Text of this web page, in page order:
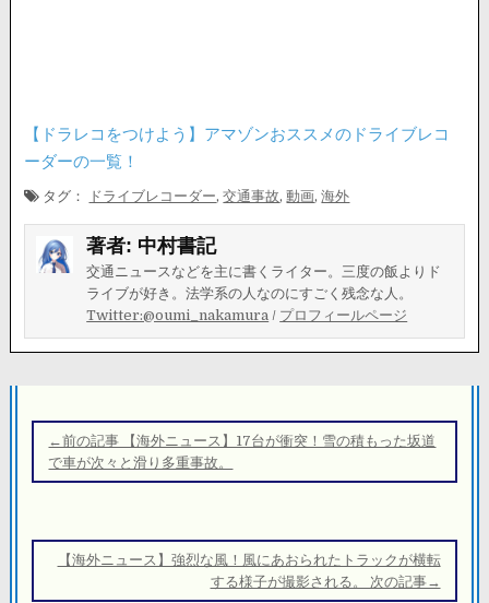
【ドラレコをつけよう】アマゾンおススメのドライブレコ
ーダーの一覧！
タグ： ドライブレコーダー,交通事故,動画,海外
著者: 中村書記
交通ニュースなどを主に書くライター。三度の飯よりド
ライブが好き。法学系の人なのにすごく残念な人。
Twitter:@oumi_nakamura / プロフィールページ
稿
ナ
ー
←前の記事 【海外ニュース】17台が衝突！雪の積もった坂道
で車が次々と滑り多重事故。
【海外ニュース】強烈な風！風にあおられたトラックが横転
する様子が撮影される。 次の記事→